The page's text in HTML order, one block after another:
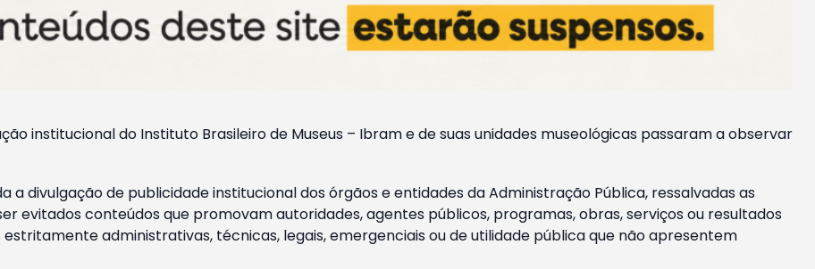
institucional do Instituto Brasileiro de Museus – Ibram e de suas unidades museológicas passaram a observar
a divulgação de publicidade institucional dos órgãos e entidades da Administração Pública, ressalvadas as
evitados conteúdos que promovam autoridades, agentes públicos, programas, obras, serviços ou resultados
administrativas, técnicas, legais, emergenciais ou de utilidade pública que não apresentem